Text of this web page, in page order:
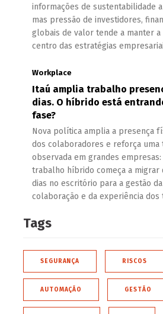
informações de sustentabilidade
mas pressão de investidores,
globais de valor tende a manter a
centro das estratégias
Workplace
Itaú amplia trabalho
dias. O híbrido está
fase?
Nova política amplia a presença
dos colaboradores e reforça uma
observada em grandes
trabalho híbrido começa a migrar
dias no escritório para a gestão
colaboração e da experiência dos
Tags
SEGURANÇA RISCOS
AUTOMAÇÃO GESTÃO